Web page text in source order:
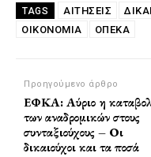
TAGS ΑΙΤΉΣΕΙΣ
ΟΙΚΟΝΟΜΙΑ
ΟΠΕΚΑ
Προηγούμενο άρθρο
ΕΦΚΑ: Αύριο η
των αναδρομικών στους
συνταξιούχους – Οι
δικαιούχοι και τα ποσά